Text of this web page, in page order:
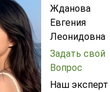
Жданова
Евгения
Леонидовна
Задать свой
Вопрос
Наш эксперт